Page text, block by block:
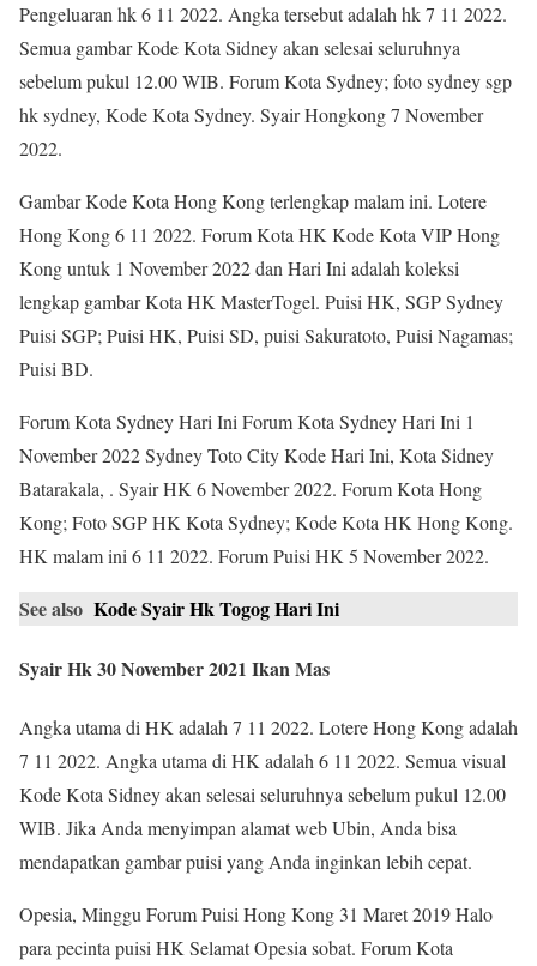
Pengeluaran hk 6 11 2022. Angka tersebut adalah hk 7 11 2022.
Semua gambar Kode Kota Sidney akan selesai seluruhnya
sebelum pukul 12.00 WIB. Forum Kota Sydney; foto sydney sgp
hk sydney, Kode Kota Sydney. Syair Hongkong 7 November
2022.
Gambar Kode Kota Hong Kong terlengkap malam ini. Lotere
Hong Kong 6 11 2022. Forum Kota HK Kode Kota VIP Hong
Kong untuk 1 November 2022 dan Hari Ini adalah koleksi
lengkap gambar Kota HK MasterTogel. Puisi HK, SGP Sydney
Puisi SGP; Puisi HK, Puisi SD, puisi Sakuratoto, Puisi Nagamas;
Puisi BD.
Forum Kota Sydney Hari Ini Forum Kota Sydney Hari Ini 1
November 2022 Sydney Toto City Kode Hari Ini, Kota Sidney
Batarakala, . Syair HK 6 November 2022. Forum Kota Hong
Kong; Foto SGP HK Kota Sydney; Kode Kota HK Hong Kong.
HK malam ini 6 11 2022. Forum Puisi HK 5 November 2022.
See also Kode Syair Hk Togog Hari Ini
Syair Hk 30 November 2021 Ikan Mas
Angka utama di HK adalah 7 11 2022. Lotere Hong Kong adalah
7 11 2022. Angka utama di HK adalah 6 11 2022. Semua visual
Kode Kota Sidney akan selesai seluruhnya sebelum pukul 12.00
WIB. Jika Anda menyimpan alamat web Ubin, Anda bisa
mendapatkan gambar puisi yang Anda inginkan lebih cepat.
Opesia, Minggu Forum Puisi Hong Kong 31 Maret 2019 Halo
para pecinta puisi HK Selamat Opesia sobat. Forum Kota